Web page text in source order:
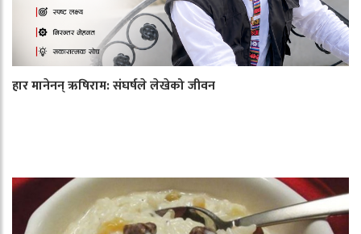
हार मानेनन् ऋषिराम: संघर्षले लेखेको जीवन